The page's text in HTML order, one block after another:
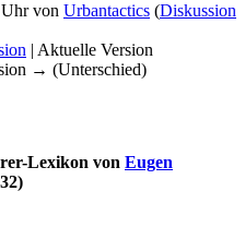
von Urbantactics (Diskussion
| Aktuelle Version
→ (Unterschied)
Lexikon von Eugen